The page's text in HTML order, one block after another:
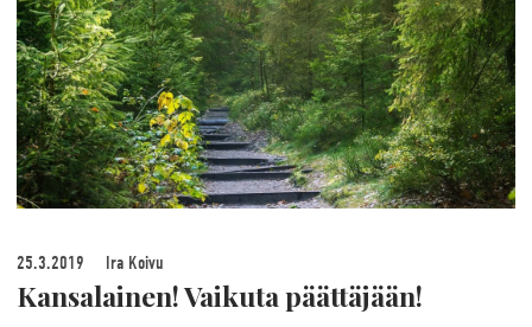
25.3.2019 Ira Koivu
Kansalainen! Vaikuta päättäjään!